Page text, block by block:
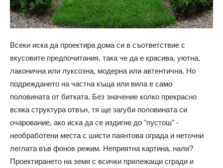
Всеки иска да проектира дома си в съответствие с
вкусовите предпочитания, така че да е красива, уютна,
лаконична или луксозна, модерна или автентична. Но
подреждането на частна къща или вила е само
половината от битката. Без значение колко прекрасно
всяка структура отвън, тя ще загуби половината си
очарование, ако иска да се издигне до "пустош" -
необработени места с шисти паянтова ограда и неточни
леглата във фонов режим. Неприятна картина, нали?
Проектирането на земя с всички прилежащи сгради и